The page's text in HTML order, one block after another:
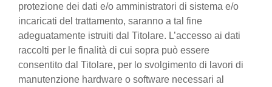
protezione dei dati e/o amministratori di sistema e/o
incaricati del trattamento, saranno a tal fine
adeguatamente istruiti dal Titolare. L’accesso ai dati
raccolti per le finalità di cui sopra può essere
consentito dal Titolare, per lo svolgimento di lavori di
manutenzione hardware o software necessari al